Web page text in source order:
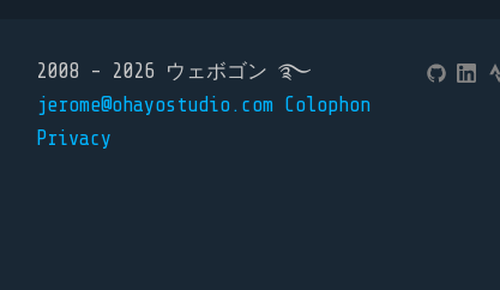
2008 - 2026 ウェボゴン ࿐
jerome@ohayostudio.com Colophon
Privacy